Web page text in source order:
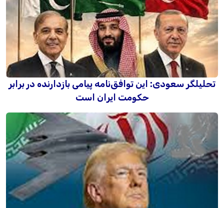
تحلیلگر سعودی: این توافق‌نامه پیامی بازدارنده در برابر
حکومت ایران است